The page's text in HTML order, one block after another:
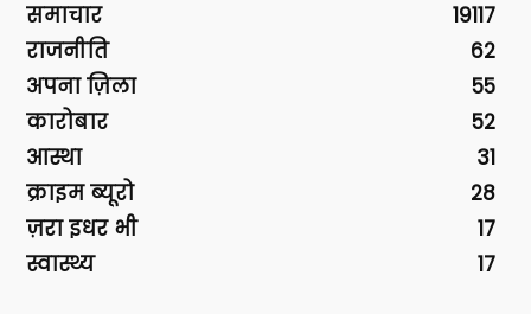
समाचार
19117
राजनीति
62
अपना ज़िला
55
कारोबार
52
आस्था
31
क्राइम ब्यूरो
28
ज़रा इधर भी
17
स्वास्थ्य
17